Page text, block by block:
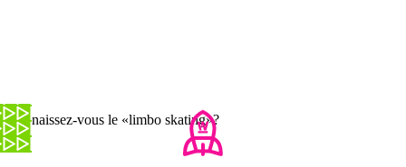
Connaissez-vous le «limbo skating»?